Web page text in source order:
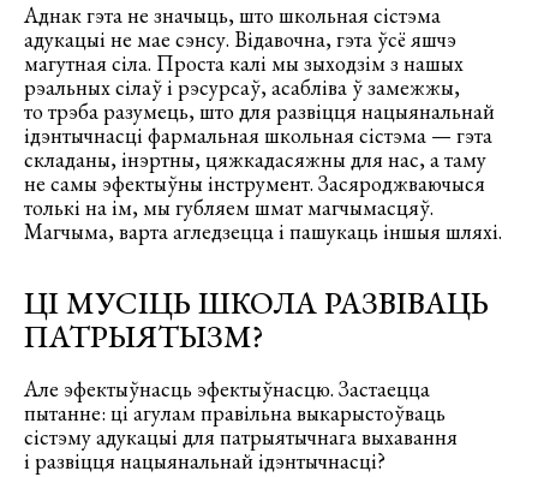
Аднак гэта не значыць, што школьная сістэма
адукацыі не мае сэнсу. Відавочна, гэта ўсё яшчэ
магутная сіла. Проста калі мы зыходзім з нашых
рэальных сілаў і рэсурсаў, асабліва ў замежжы,
то трэба разумець, што для развіцця нацыянальнай
ідэнтычнасці фармальная школьная сістэма — гэта
складаны, інэртны, цяжкадасяжны для нас, а таму
не самы эфектыўны інструмент. Засяроджваючыся
толькі на ім, мы губляем шмат магчымасцяў.
Магчыма, варта агледзецца і пашукаць іншыя шляхі.
ЦІ МУСІЦЬ ШКОЛА РАЗВІВАЦЬ
ПАТРЫЯТЫЗМ?
Але эфектыўнасць эфектыўнасцю. Застаецца
пытанне: ці агулам правільна выкарыстоўваць
сістэму адукацыі для патрыятычнага выхавання
і развіцця нацыянальнай ідэнтычнасці?